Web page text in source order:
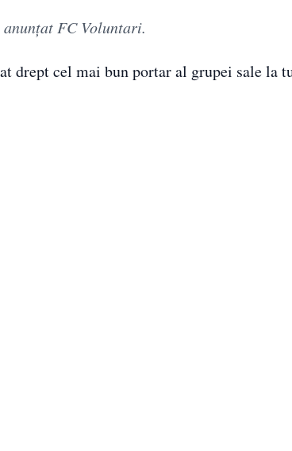
anunțat FC Voluntari.
drept cel mai bun portar al grupei sale la